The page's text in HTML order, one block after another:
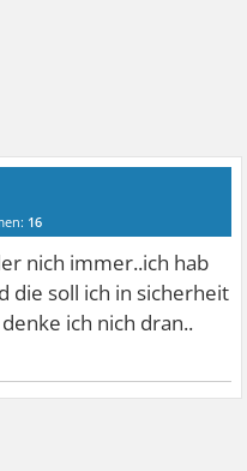
16
nich immer..ich hab
die soll ich in sicherheit
ich nich dran..